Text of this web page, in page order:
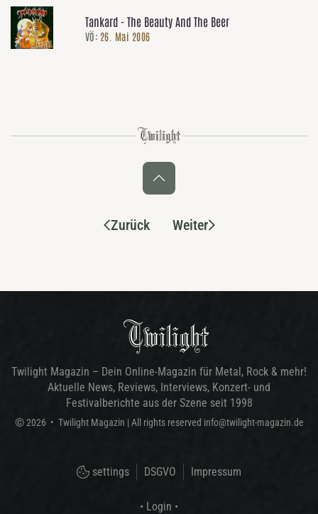
Tankard - The Beauty And The Beer
VÖ: 26. Mai 2006
Zurück Weiter
Twilight Magazin – Dein Online-Magazin für Metal, Rock & mehr!
Aktuelle News, Reviews, Interviews, Konzert- und
Festivalberichte aus der Szene seit 1998
© 2026 • Twilight Magazin | All rights reserved info@twilight-magazin.de
settings DSGVO Impressum
• Login •